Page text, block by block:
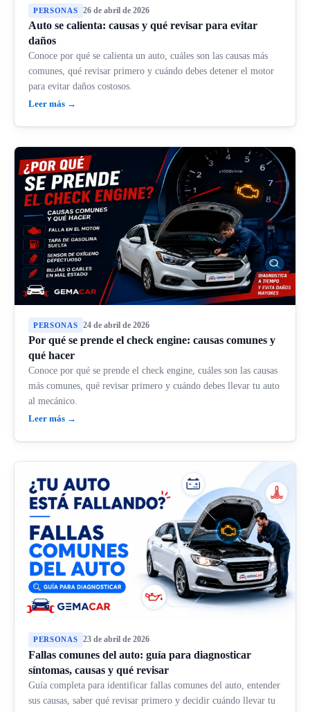
PERSONAS 26 de abril de 2026
Auto se calienta: causas y qué revisar para evitar
daños
Conoce por qué se calienta un auto, cuáles son las causas más
comunes, qué revisar primero y cuándo debes detener el motor
para evitar daños costosos.
Leer más →
PERSONAS 24 de abril de 2026
Por qué se prende el check engine: causas comunes y
qué hacer
Conoce por qué se prende el check engine, cuáles son las causas
más comunes, qué revisar primero y cuándo debes llevar tu auto
al mecánico.
Leer más →
PERSONAS 23 de abril de 2026
Fallas comunes del auto: guía para diagnosticar
síntomas, causas y qué revisar
Guía completa para identificar fallas comunes del auto, entender
sus causas, saber qué revisar primero y decidir cuándo llevar tu